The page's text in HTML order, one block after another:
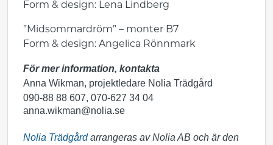
Form & design: Lena Lindberg
”Midsommardröm” – monter B7
Form & design: Angelica Rönnmark
För mer information, kontakta
Anna Wikman, projektledare Nolia Trädgård
090-88 88 607, 070-627 34 04
anna.wikman@nolia.se
Nolia Trädgårdarrangeras av Nolia AB och är den